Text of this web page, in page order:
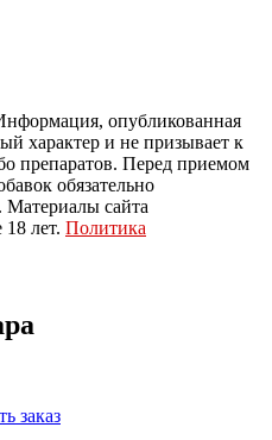
опубликованная
характер и не призывает к
препаратов. Перед приемом
обязательно
Материалы сайта
лет. Политика
заказ